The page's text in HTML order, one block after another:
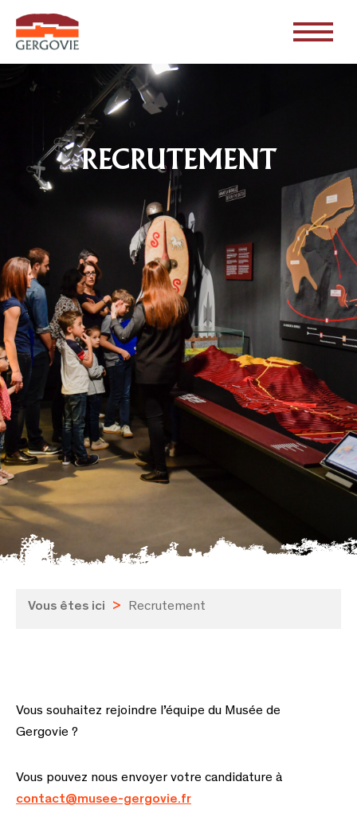
RECRUTEMENT
Vous êtes ici > Recrutement
Vous souhaitez rejoindre l’équipe du Musée de
Gergovie ?
Vous pouvez nous envoyer votre candidature à
contact@musee-gergovie.fr